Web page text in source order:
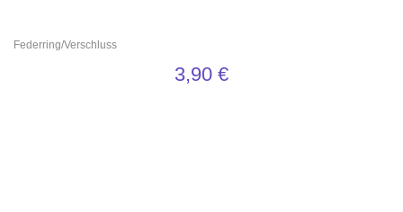
Federring/Verschluss
3,90 €